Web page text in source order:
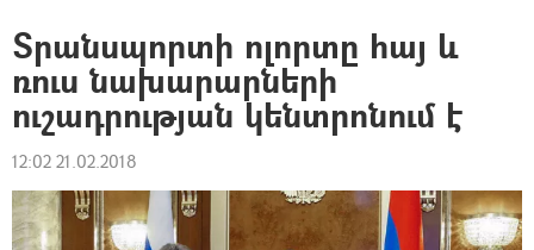
Տրանսպորտի ոլորտը հայ և
ռուս նախարարների
ուշադրության կենտրոնում է
12:02 21.02.2018